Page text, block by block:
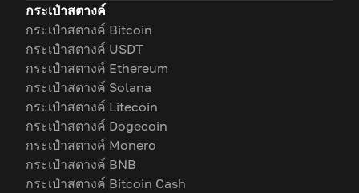
กระเป๋าสตางค์
กระเป๋าสตางค์ Bitcoin
กระเป๋าสตางค์ USDT
กระเป๋าสตางค์ Ethereum
กระเป๋าสตางค์ Solana
กระเป๋าสตางค์ Litecoin
กระเป๋าสตางค์ Dogecoin
กระเป๋าสตางค์ Monero
กระเป๋าสตางค์ BNB
กระเป๋าสตางค์ Bitcoin Cash